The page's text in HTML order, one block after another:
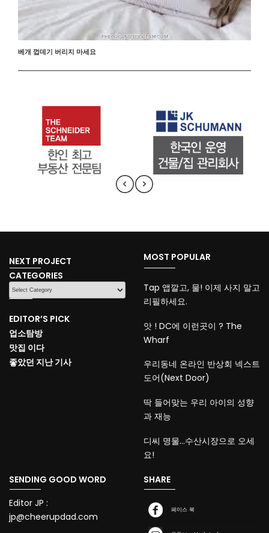
베개 껍데기 버리지 마세요
NEXT PROJECT
CATEGORIES
CATEGORIES
EDITOR’S PICK
업소탐방
맛집 이다
좋았던 지난 기사
MOST POPULAR
Tap 앱깔고, 물! 이제 사지 말고
리필하세요.
앗 ! DC에 이런곳이 ? The
Wharf
우리동네 온라인 반상회 넥스트
도어(Next Door)
딱 들어맞는 우리 아이의 성향
과 재능
디씨 명물…수산시장으로 오세
요!
SENDING GOOD WORD
Editor JP :
jp@cheerupdad.com
SHARE
페이스 북